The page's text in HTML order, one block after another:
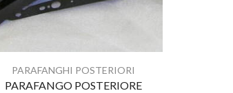
PARAFANGHI POSTERIORI
PARAFANGO POSTERIORE